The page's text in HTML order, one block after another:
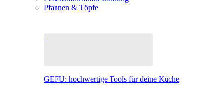
Pfannen & Töpfe
GEFU: hochwertige Tools für deine Küche